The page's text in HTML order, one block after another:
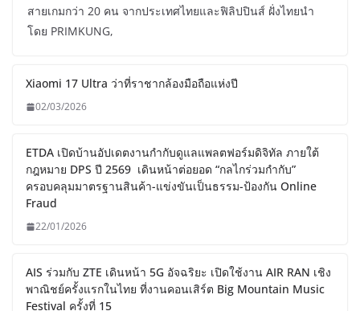
สายเกมกว่า 20 คน จากประเทศไทยและฟิลิปปินส์ ฝั่งไทยนำ
โดย PRIMKUNG,
Xiaomi 17 Ultra ว่าที่ราชากล้องมือถือแห่งปี
02/03/2026
ETDA เปิดบ้านอัปเดตงานกำกับดูแลแพลตฟอร์มดิจิทัล ภายใต้
กฎหมาย DPS ปี 2569 เดินหน้าต่อยอด “กลไกร่วมกำกับ”
ครอบคลุมมาตรฐานสินค้า-แข่งขันเป็นธรรม-ป้องกัน Online
Fraud
22/01/2026
AIS ร่วมกับ ZTE เดินหน้า 5G อัจฉริยะ เปิดใช้งาน AIR RAN เชิง
พาณิชย์ครั้งแรกในไทย ที่งานคอนเสิร์ต Big Mountain Music
Festival ครั้งที่ 15